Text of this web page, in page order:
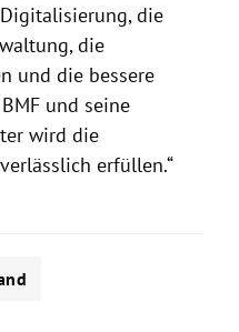
die
die
und die bessere
und seine
wird die
erfüllen.“